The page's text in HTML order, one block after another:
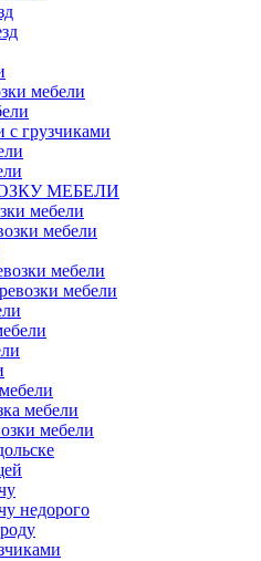
мебели
с грузчиками
МЕБЕЛИ
мебели
мебели
мебели
мебели
мебели
мебели
недорого